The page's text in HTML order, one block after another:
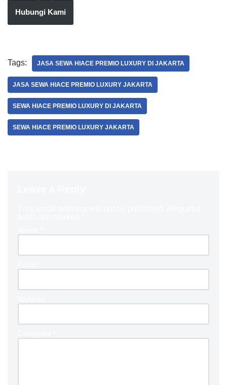
Hubungi Kami
Tags: JASA SEWA HIACE PREMIO LUXURY DI JAKARTA
JASA SEWA HIACE PREMIO LUXURY JAKARTA
SEWA HIACE PREMIO LUXURY DI JAKARTA
SEWA HIACE PREMIO LUXURY JAKARTA